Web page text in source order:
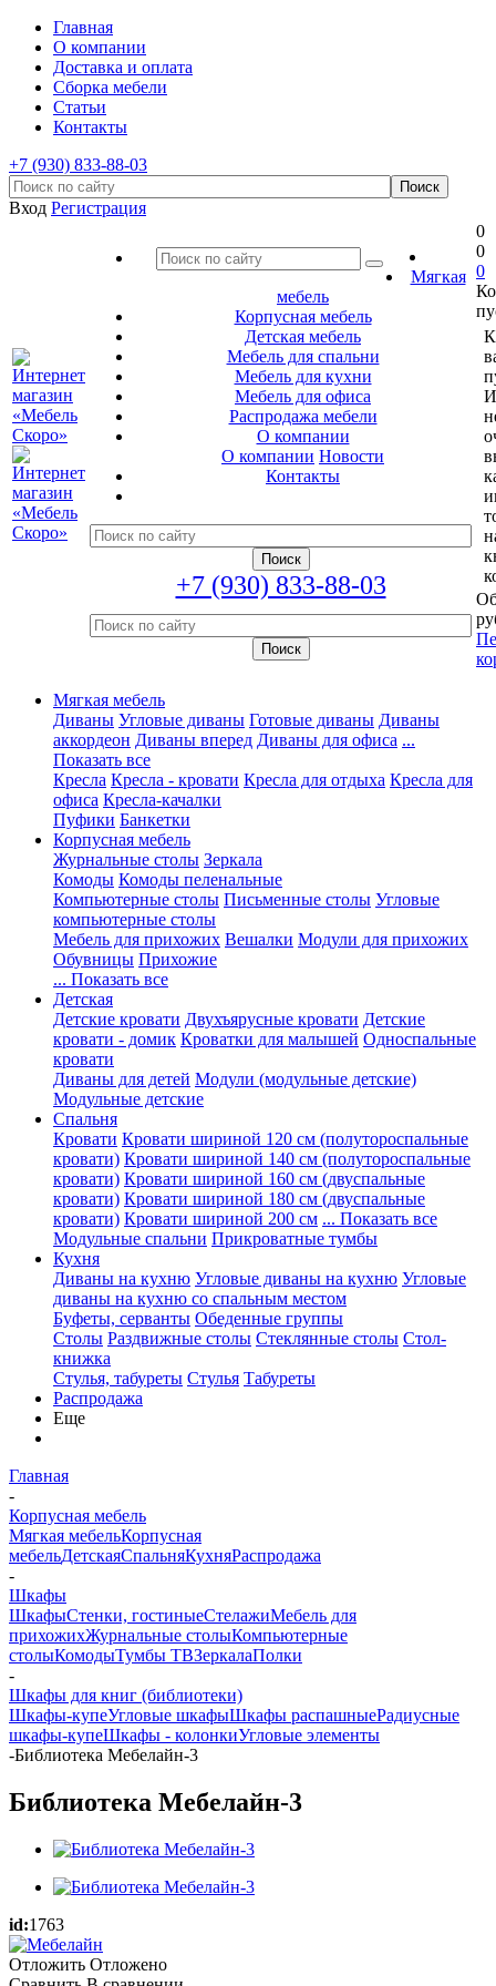
Главная
О компании
Доставка и оплата
Сборка мебели
Статьи
Контакты
+7 (930) 833-88-03
Вход Регистрация
Мягкая
мебель
Корпусная мебель
Детская мебель
Мебель для спальни
Мебель для кухни
Мебель для офиса
Распродажа мебели
О компании
О компании Новости
Контакты
+7 (930) 833-88-03
0
0
0
Мягкая мебель
Диваны Угловые диваны Готовые диваны Диваны
аккордеон Диваны вперед Диваны для офиса ...
Показать все
Кресла Кресла - кровати Кресла для отдыха Кресла для
офиса Кресла-качалки
Пуфики Банкетки
Корпусная мебель
Журнальные столы Зеркала
Комоды Комоды пеленальные
Компьютерные столы Письменные столы Угловые
компьютерные столы
Мебель для прихожих Вешалки Модули для прихожих
Обувницы Прихожие
... Показать все
Детская
Детские кровати Двухъярусные кровати Детские
кровати - домик Кроватки для малышей Односпальные
кровати
Диваны для детей Модули (модульные детские)
Модульные детские
Спальня
Кровати Кровати шириной 120 см (полутороспальные
кровати) Кровати шириной 140 см (полутороспальные
кровати) Кровати шириной 160 см (двуспальные
кровати) Кровати шириной 180 см (двуспальные
кровати) Кровати шириной 200 см ... Показать все
Модульные спальни Прикроватные тумбы
Кухня
Диваны на кухню Угловые диваны на кухню Угловые
диваны на кухню со спальным местом
Буфеты, серванты Обеденные группы
Столы Раздвижные столы Стеклянные столы Стол-
книжка
Стулья, табуреты Стулья Табуреты
Распродажа
Еще
Главная
-
Корпусная мебель
Мягкая мебельКорпусная
мебельДетскаяСпальняКухняРаспродажа
-
Шкафы
ШкафыСтенки, гостиныеСтелажиМебель для
прихожихЖурнальные столыКомпьютерные
столыКомодыТумбы ТВЗеркалаПолки
-
Шкафы для книг (библиотеки)
Шкафы-купеУгловые шкафыШкафы распашныеРадиусные
шкафы-купеШкафы - колонкиУгловые элементы
-Библиотека Мебелайн-3
Библиотека Мебелайн-3
id:1763
Отложить Отложено